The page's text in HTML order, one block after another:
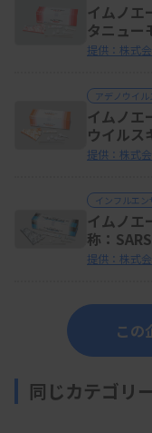
イムノ
タニュー
提供：株式
アデノウイル
イムノ
ウイルス
提供：株式
インフルエ
イムノ
称：
エンザウ
提供：株式
この
同じカテゴリ